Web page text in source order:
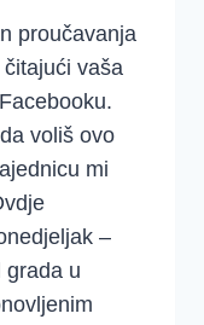
proučavanja
vaša
voliš ovo
mi
–
grada u